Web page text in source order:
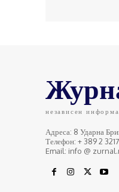
независен
Адреса: 8 Ударна
Телефон: + 389 2
Email: info @